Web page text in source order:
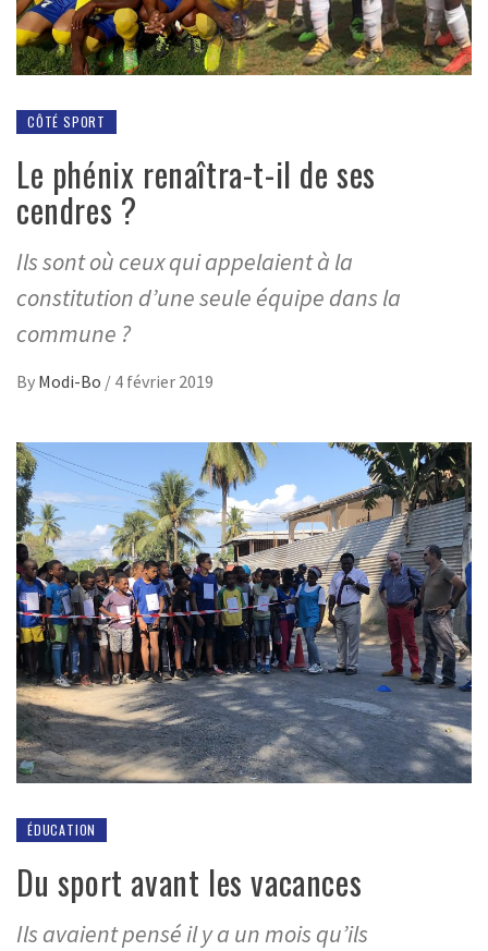
CÔTÉ SPORT
Le phénix renaîtra-t-il de ses
cendres ?
Ils sont où ceux qui appelaient à la
constitution d’une seule équipe dans la
commune ?
By Modi-Bo / 4 février 2019
ÉDUCATION
Du sport avant les vacances
Ils avaient pensé il y a un mois qu’ils